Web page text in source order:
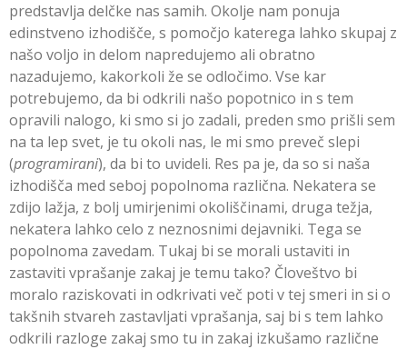
predstavlja delčke nas samih. Okolje nam ponuja
edinstveno izhodišče, s pomočjo katerega lahko skupaj z
našo voljo in delom napredujemo ali obratno
nazadujemo, kakorkoli že se odločimo. Vse kar
potrebujemo, da bi odkrili našo popotnico in s tem
opravili nalogo, ki smo si jo zadali, preden smo prišli sem
na ta lep svet, je tu okoli nas, le mi smo preveč slepi
(programirani), da bi to uvideli. Res pa je, da so si naša
izhodišča med seboj popolnoma različna. Nekatera se
zdijo lažja, z bolj umirjenimi okoliščinami, druga težja,
nekatera lahko celo z neznosnimi dejavniki. Tega se
popolnoma zavedam. Tukaj bi se morali ustaviti in
zastaviti vprašanje zakaj je temu tako? Človeštvo bi
moralo raziskovati in odkrivati več poti v tej smeri in si o
takšnih stvareh zastavljati vprašanja, saj bi s tem lahko
odkrili razloge zakaj smo tu in zakaj izkušamo različne